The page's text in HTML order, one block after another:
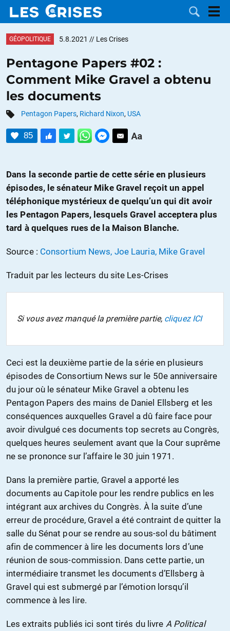
DOSSIERS
CATÉGORIES
MOTS CLÉS
CONTACTER
FAIRE UN
DON
GÉOPOLITIQUE 5.8.2021 // Les Crises
Pentagone Papers #02 :
Comment Mike Gravel a obtenu
les documents
Pentagon Papers, Richard Nixon, USA
85
Dans la seconde partie de cette série en plusieurs
épisodes, le sénateur Mike Gravel reçoit un appel
téléphonique mystérieux de quelqu’un qui dit avoir
les Pentagon Papers, lesquels Gravel acceptera plus
tard à quelques rues de la Maison Blanche.
Source : Consortium News, Joe Lauria, Mike Gravel
Traduit par les lecteurs du site Les-Crises
Si vous avez manqué la première partie, cliquez ICI
Ceci est la deuxième partie de la série en plusieurs
épisodes de Consortium News sur le 50e anniversaire
du jour où le sénateur Mike Gravel a obtenu les
Pentagon Papers des mains de Daniel Ellsberg et les
conséquences auxquelles Gravel a dû faire face pour
avoir divulgué ces documents top secrets au Congrès,
quelques heures seulement avant que la Cour suprême
ne se prononce sur l’affaire le 30 juin 1971.
Dans la première partie, Gravel a apporté les
documents au Capitole pour les rendre publics en les
intégrant aux archives du Congrès. À la suite d’une
erreur de procédure, Gravel a été contraint de quitter la
salle du Sénat pour se rendre au sous-sol du bâtiment
afin de commencer à lire les documents lors d’une
réunion de sous-commission. Dans cette partie, un
intermédiaire transmet les documents d’Ellsberg à
Gravel qui est submergé par l’émotion lorsqu’il
commence à les lire.
Les extraits publiés ici sont tirés du livre A Political